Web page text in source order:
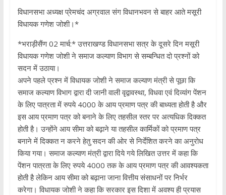
विधानसभा अध्यक्ष प्रेमचंद अग्रवाल संग विधानभवन से बाहर आते मसूरी
विधायक गणेश जोशी।*
*भराड़ीसैंण 02 मार्च:* उत्तराखण्ड विधानसभा सत्र के दूसरे दिन मसूरी
विधायक गणेश जोशी ने समाज कल्याण विभाग से सम्बन्धित दो प्रश्नों को
सदन में उठाया।
अपने पहले प्रश्न में विधायक जोशी ने समाज कल्याण मंत्री से पूछा कि
समाज कल्याण विभाग द्वारा दी जानी वाली वृद्वावस्था, विधवा एवं दिव्यांग पेंशन
के लिए पात्रता में रुपये 4000 के आय प्रमाण पत्र की बाध्यता होती है और
इस आय प्रमाण पत्र को बनाने के लिए तहसील स्तर पर अत्यधिक दिक्कत
होती है। उन्होंने आय सीमा को बढ़ाने या तहसील कार्मिकों को प्रमाण पत्र
बनाने में दिक्कत न करने हेतु सदन की ओर से निर्देशित करने का अनुरोध
किया गया। समाज कल्याण मंत्री द्वारा दिये गये लिखित उत्तर में कहा कि
पेंशन पात्रता के लिए रुपये 4000 तक के आय प्रमाण पत्र की आवश्यकता
होती है लेकिन आय सीमा को बढ़ाना जाना वित्तीय संसाधनों पर निर्भर
करेगा। विधायक जोशी ने कहा कि सरकार इस दिशा में अवश्य ही प्रयास